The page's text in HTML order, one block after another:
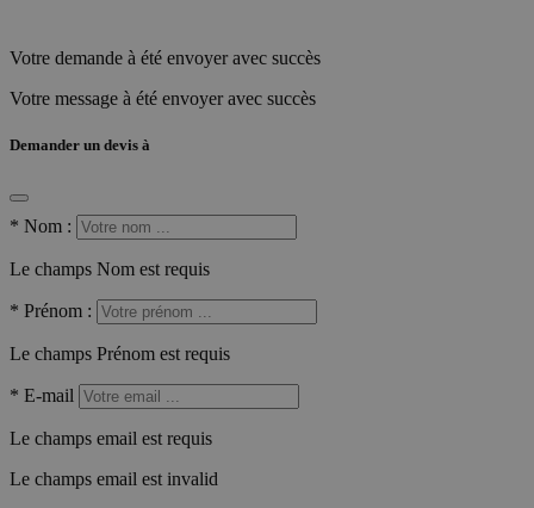
Votre demande à été envoyer avec succès
Votre message à été envoyer avec succès
Demander un devis à
* Nom :
Le champs Nom est requis
* Prénom :
Le champs Prénom est requis
* E-mail
Le champs email est requis
Le champs email est invalid